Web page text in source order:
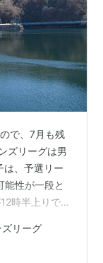
で、7月も残
ズリーグは男
は、予選リー
能性が一段と
時半上りで
で、体調を
？ 24日は給料
リーグ